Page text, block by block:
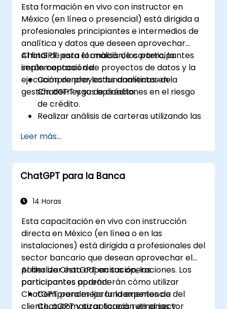
Esta formación en vivo con instructor en
México (en línea o presencial) está dirigida a
profesionales principiantes e intermedios de
analítica y datos que deseen aprovechar
ChatGPT para el análisis de cartera, la
implementación de proyectos de datos y la
ejecución de proyectos analíticos en la
gestión del riesgo de crédito.
Al final de esta formación, los participantes
serán capaces de:
Comprender los fundamentos de
ChatGPT y sus aplicaciones en el riesgo
de crédito.
Realizar análisis de carteras utilizando las
ChatGPT.
Implementar proyectos de datos y
analítica con la asistencia de ChatGPT.
Agilizar los procesos de toma de
en el flujo de trabajo del riesgo de crédito.
integrar ChatGPT en las estrategias de
gestión de riesgos.
Leer más...
ChatGPT para la Banca
14 Horas
Esta capacitación en vivo con instrucción
directa en México (en línea o en las
instalaciones) está dirigida a profesionales del
sector bancario que desean aprovechar el
poder de ChatGPT en sus operaciones. Los
participantes aprenderán cómo utilizar
ChatGPT para mejorar la experiencia del
cliente, automatizar tareas rutinarias y
Al finalizar esta capacitación, los
participantes podrán:
Comprender los fundamentos de
ChatGPT y su aplicación en el sector